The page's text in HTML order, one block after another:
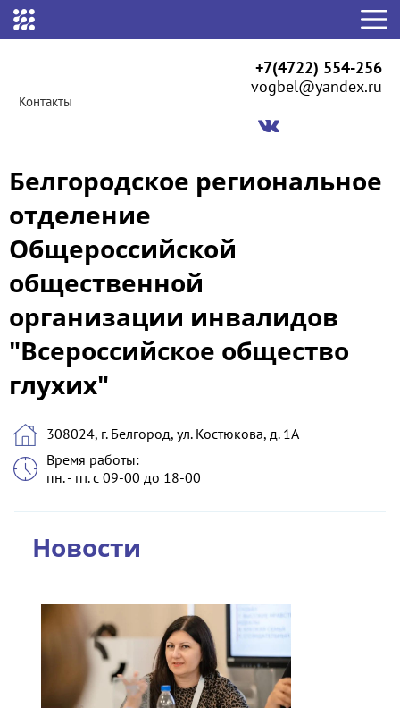
Контакты
+7(4722) 554-256
vogbel@yandex.ru
Белгородское региональное
отделение
Общероссийской
общественной
организации инвалидов
"Всероссийское общество
глухих"
308024, г. Белгород, ул. Костюкова, д. 1А
Время работы:
пн. - пт. с 09-00 до 18-00
Новости